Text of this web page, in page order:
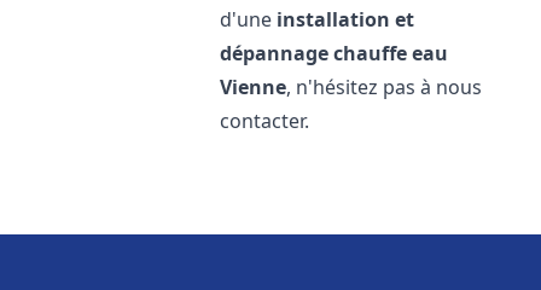
d'une installation et
dépannage chauffe eau
Vienne, n'hésitez pas à nous
contacter.